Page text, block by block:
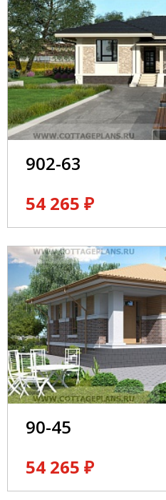
902-63
54 265 ₽
90-45
54 265 ₽